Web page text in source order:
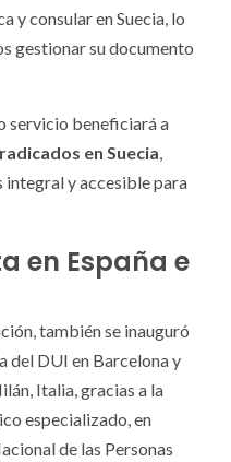
y consular en Suecia, lo
gestionar su documento
servicio beneficiará a
en Suecia,
integral y accesible para
en España e
también se inauguró
del DUI en Barcelona y
Italia, gracias a la
especializado, en
de las Personas